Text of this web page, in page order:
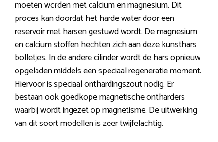
moeten worden met calcium en magnesium. Dit
proces kan doordat het harde water door een
reservoir met harsen gestuwd wordt. De magnesium
en calcium stoffen hechten zich aan deze kunsthars
bolletjes. In de andere cilinder wordt de hars opnieuw
opgeladen middels een speciaal regeneratie moment.
Hiervoor is speciaal onthardingszout nodig. Er
bestaan ook goedkope magnetische ontharders
waarbij wordt ingezet op magnetisme. De uitwerking
van dit soort modellen is zeer twijfelachtig.